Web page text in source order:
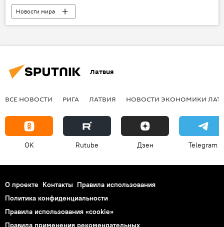
Новости мира
Латвия
ВСЕ НОВОСТИ РИГА ЛАТВИЯ НОВОСТИ ЭКОНОМИКИ
OK Rutube Дзен Telegram
О проекте Контакты Правила использования
Политика конфиденциальности
Правила использования «cookie»
Правила применения рекомендательных